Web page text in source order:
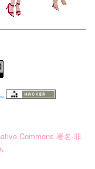
Commons 署名-非
.